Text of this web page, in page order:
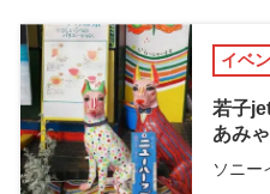
COLUMN
コラム イベ
若子
あみ
ソニー